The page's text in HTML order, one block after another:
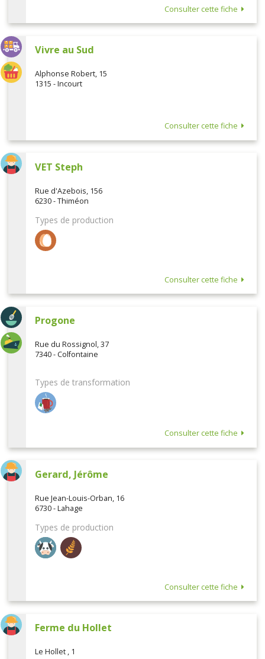
Consulter cette fiche
Vivre au Sud
Alphonse Robert, 15
1315 - Incourt
Consulter cette fiche
VET Steph
Rue d'Azebois, 156
6230 - Thiméon
Types de production
Consulter cette fiche
Progone
Rue du Rossignol, 37
7340 - Colfontaine
Types de transformation
Consulter cette fiche
Gerard, Jérôme
Rue Jean-Louis-Orban, 16
6730 - Lahage
Types de production
Consulter cette fiche
Ferme du Hollet
Le Hollet , 1